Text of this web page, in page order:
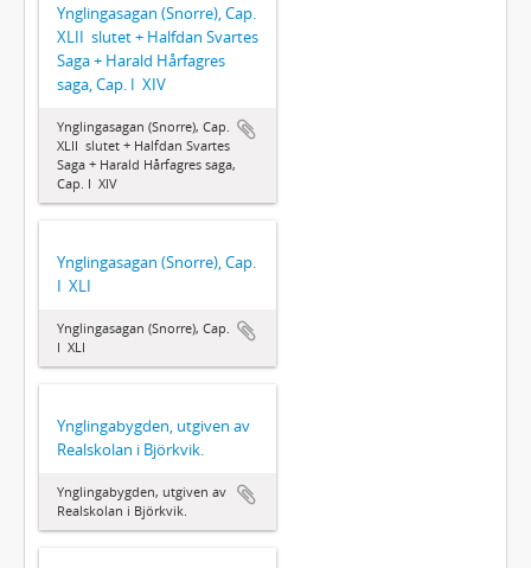
Ynglingasagan (Snorre), Cap.
XLII  slutet + Halfdan Svartes
Saga + Harald Hårfagres
saga, Cap. I  XIV
Ynglingasagan (Snorre), Cap.
XLII  slutet + Halfdan Svartes
Saga + Harald Hårfagres saga,
Cap. I  XIV
Ynglingasagan (Snorre), Cap.
I  XLI
Ynglingasagan (Snorre), Cap.
I  XLI
Ynglingabygden, utgiven av
Realskolan i Björkvik.
Ynglingabygden, utgiven av
Realskolan i Björkvik.